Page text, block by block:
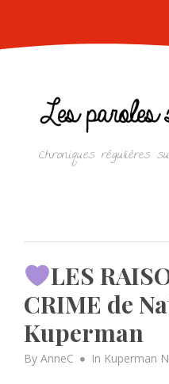
content
Chroniques régulières
LES
CRIME de
Kuperman
By AnneC In Kuperman